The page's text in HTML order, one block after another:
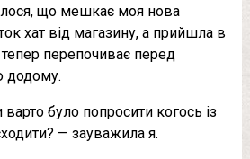
що мешкає моя нова
хат від магазину, а прийшла в
тепер перепочиває перед
додому.
було попросити когось із
— зауважила я.